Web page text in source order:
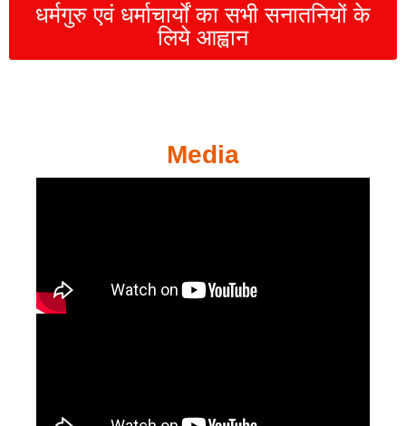
धर्मगुरु एवं धर्माचार्यों का सभी सनातनियों के
लिये आह्वान
Media